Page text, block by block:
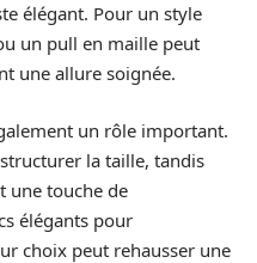
élégant. Pour un style
un pull en maille peut
une allure soignée.
un rôle important.
la taille, tandis
une touche de
élégants pour
choix peut rehausser une